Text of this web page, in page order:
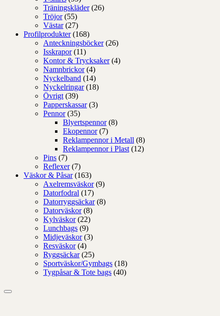
Träningskläder (26)
Tröjor (55)
Västar (27)
Profilprodukter (168)
Anteckningsböcker (26)
Isskrapor (11)
Kontor & Trycksaker (4)
Namnbrickor (4)
Nyckelband (14)
Nyckelringar (18)
Övrigt (39)
Papperskassar (3)
Pennor (35)
Blyertspennor (8)
Ekopennor (7)
Reklampennor i Metall (8)
Reklampennor i Plast (12)
Pins (7)
Reflexer (7)
Väskor & Påsar (163)
Axelremsväskor (9)
Datorfodral (17)
Datorryggsäckar (8)
Datorväskor (8)
Kylväskor (22)
Lunchbags (9)
Midjeväskor (3)
Resväskor (4)
Ryggsäckar (25)
Sportväskor/Gymbags (18)
Tygpåsar & Tote bags (40)